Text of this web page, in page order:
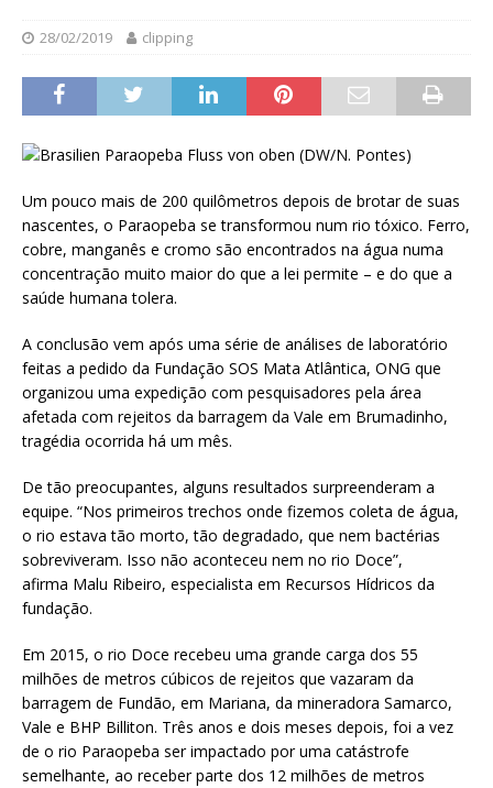
28/02/2019 clipping
Um pouco mais de 200 quilômetros depois de brotar de suas
nascentes, o Paraopeba se transformou num rio tóxico. Ferro,
cobre, manganês e cromo são encontrados na água numa
concentração muito maior do que a lei permite – e do que a
saúde humana tolera.
A conclusão vem após uma série de análises de laboratório
feitas a pedido da Fundação SOS Mata Atlântica, ONG que
organizou uma expedição com pesquisadores pela área
afetada com rejeitos da barragem da Vale em Brumadinho,
tragédia ocorrida há um mês.
De tão preocupantes, alguns resultados surpreenderam a
equipe. “Nos primeiros trechos onde fizemos coleta de água,
o rio estava tão morto, tão degradado, que nem bactérias
sobreviveram. Isso não aconteceu nem no rio Doce”,
afirma Malu Ribeiro, especialista em Recursos Hídricos da
fundação.
Em 2015, o rio Doce recebeu uma grande carga dos 55
milhões de metros cúbicos de rejeitos que vazaram da
barragem de Fundão, em Mariana, da mineradora Samarco,
Vale e BHP Billiton. Três anos e dois meses depois, foi a vez
de o rio Paraopeba ser impactado por uma catástrofe
semelhante, ao receber parte dos 12 milhões de metros